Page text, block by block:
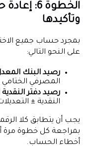
الخطوة 6:
وتأكيدها
بمجرد حساب جميع
على النحو التالي:
رصيد البنك
المصرفي الختامي
رصيد دفتر
النقدية ±
يجب أن يتطابق كلا
بمراجعة كل خطوة مرة
أخطاء الحساب.